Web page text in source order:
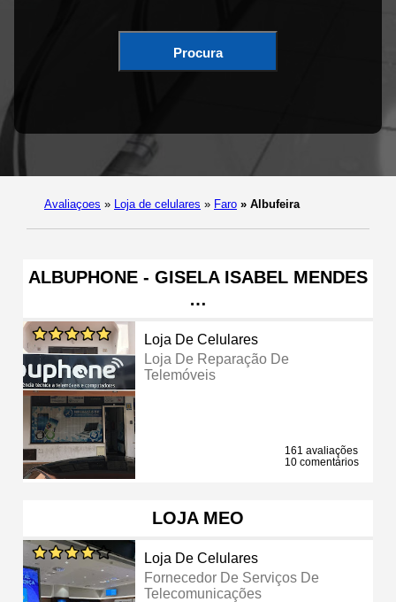
Procura
Avaliaçoes » Loja de celulares » Faro » Albufeira
ALBUPHONE - GISELA ISABEL MENDES
…
Loja De Celulares
Loja De Reparação De
Telemóveis
161 avaliações
10 comentários
LOJA MEO
Loja De Celulares
Fornecedor De Serviços De
Telecomunicações